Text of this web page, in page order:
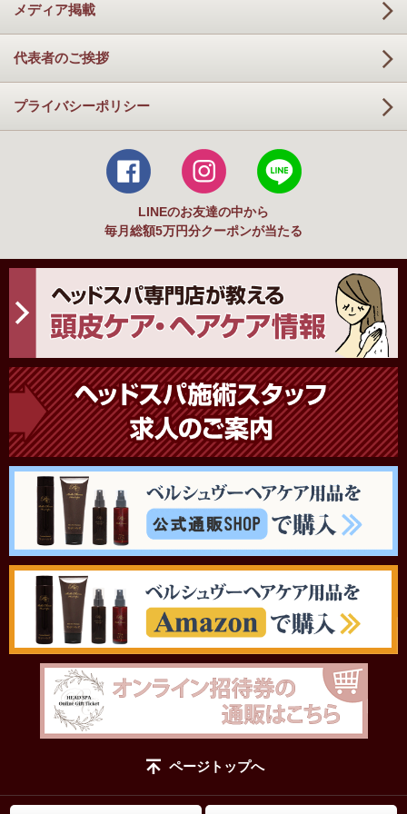
メディア掲載
代表者のご挨拶
プライバシーポリシー
LINEのお友達の中から
毎月総額5万円分クーポンが当たる
ページトップへ